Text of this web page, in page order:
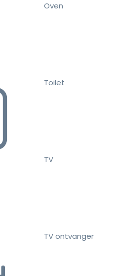
Oven
Toilet
TV
TV ontvanger